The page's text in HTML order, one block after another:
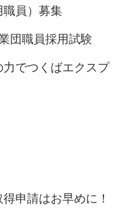
職員）募集
団職員採用試験
力でつくばエクスプ
申請はお早めに！